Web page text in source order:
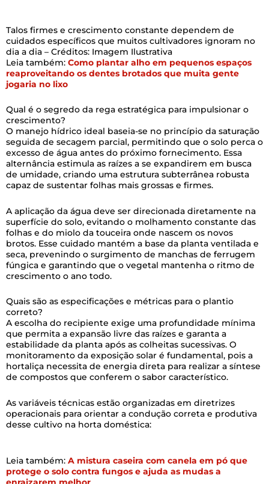
Talos firmes e crescimento constante dependem de
cuidados específicos que muitos cultivadores ignoram no
dia a dia – Créditos: Imagem Ilustrativa
Leia também: Como plantar alho em pequenos espaços
reaproveitando os dentes brotados que muita gente
jogaria no lixo
Qual é o segredo da rega estratégica para impulsionar o
crescimento?
O manejo hídrico ideal baseia-se no princípio da saturação
seguida de secagem parcial, permitindo que o solo perca o
excesso de água antes do próximo fornecimento. Essa
alternância estimula as raízes a se expandirem em busca
de umidade, criando uma estrutura subterrânea robusta
capaz de sustentar folhas mais grossas e firmes.
A aplicação da água deve ser direcionada diretamente na
superfície do solo, evitando o molhamento constante das
folhas e do miolo da touceira onde nascem os novos
brotos. Esse cuidado mantém a base da planta ventilada e
seca, prevenindo o surgimento de manchas de ferrugem
fúngica e garantindo que o vegetal mantenha o ritmo de
crescimento o ano todo.
Quais são as especificações e métricas para o plantio
correto?
A escolha do recipiente exige uma profundidade mínima
que permita a expansão livre das raízes e garanta a
estabilidade da planta após as colheitas sucessivas. O
monitoramento da exposição solar é fundamental, pois a
hortaliça necessita de energia direta para realizar a síntese
de compostos que conferem o sabor característico.
As variáveis técnicas estão organizadas em diretrizes
operacionais para orientar a condução correta e produtiva
desse cultivo na horta doméstica:
Leia também: A mistura caseira com canela em pó que
protege o solo contra fungos e ajuda as mudas a